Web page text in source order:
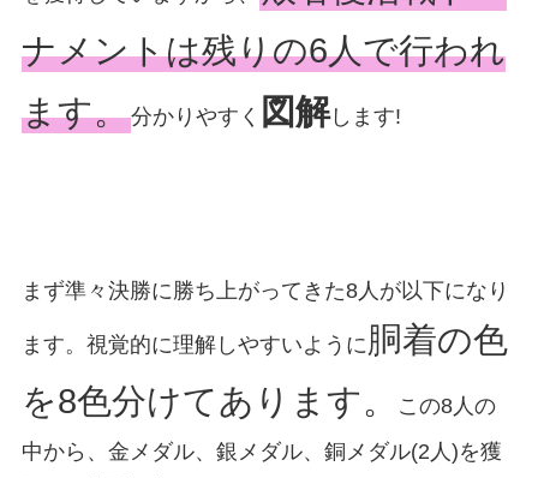
ナメントは残りの6人で行われ
ます。分かりやすく 図解します!
まず準々決勝に勝ち上がってきた8人が以下になり
ます。視覚的に理解しやすいように胴着の色
を8色分けてあります。
この8人の
中から、金メダル、銀メダル、銅メダル(2人)を獲